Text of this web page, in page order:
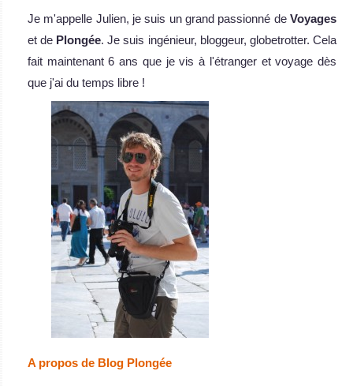
un Phinisi
traditionnel d’
Mantra Avis sur le
Je m'appelle Julien, je suis un grand passionné de Voyages
et de Plongée. Je suis ingénieur, bloggeur, globetrotter. Cela
fait maintenant 6 ans que je vis à l'étranger et voyage dès
que j'ai du temps libre !
A propos de Blog Plongée